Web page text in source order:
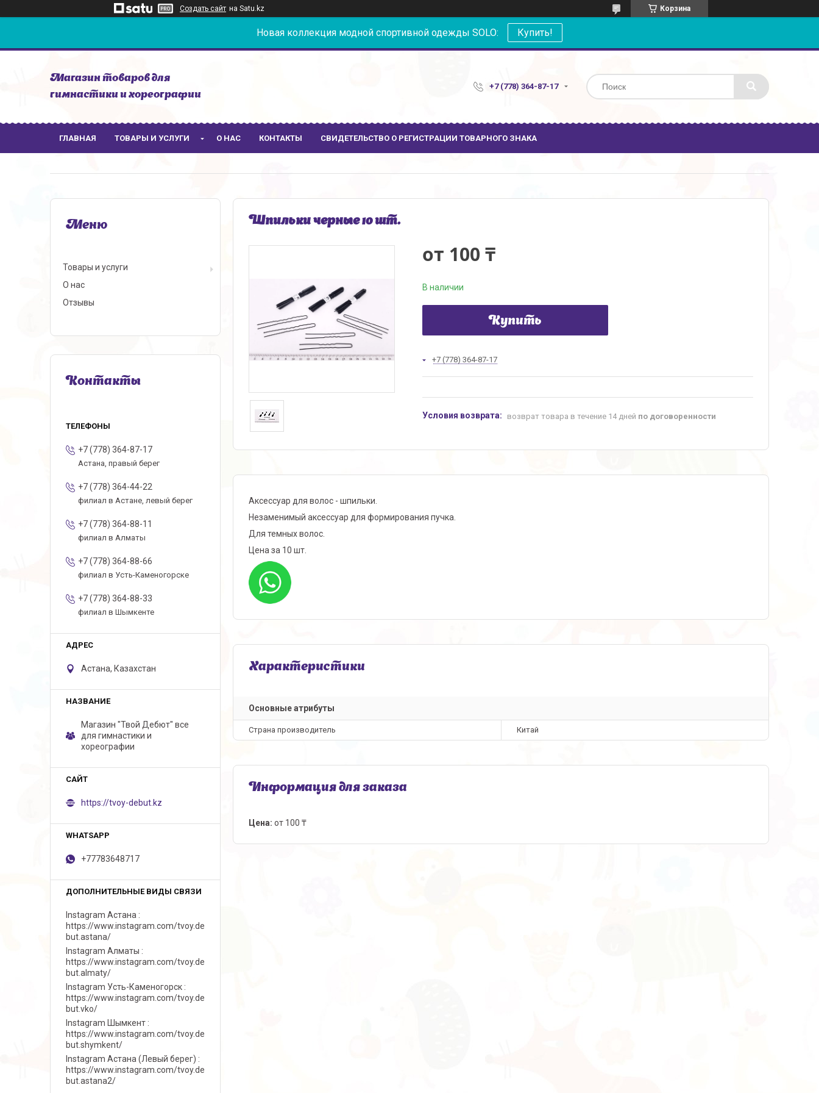
Создать сайт на Satu.kz Корзина
Новая коллекция модной спортивной одежды SOLO: Купить!
Магазин товаров для
гимнастики и хореографии
+7 (778) 364-87-17
ГЛАВНАЯ ТОВАРЫ И УСЛУГИ О НАС КОНТАКТЫ СВИДЕТЕЛЬСТВО О РЕГИСТРАЦИИ ТОВАРНОГО ЗНАКА
Шпильки черные 10 шт.
от 100 ₸
В наличии
Купить
+7 (778) 364-87-17
возврат товара в течение 14 дней по договоренности
Аксессуар для волос - шпильки.
Незаменимый аксессуар для формирования пучка.
Для темных волос.
Цена за 10 шт.
Характеристики
Основные атрибуты
Страна производитель Китай
Информация для заказа
Цена: от 100 ₸
Товары и услуги
О нас
Отзывы
Контакты
+7 (778) 364-87-17
Астана, правый берег
+7 (778) 364-44-22
филиал в Астане, левый берег
+7 (778) 364-88-11
филиал в Алматы
+7 (778) 364-88-66
филиал в Усть-Каменогорске
+7 (778) 364-88-33
филиал в Шымкенте
Астана, Казахстан
Магазин "Твой Дебют" все
для гимнастики и
хореографии
https://tvoy-debut.kz
+77783648717
Instagram Астана
https://www.instagram.com/tvoy.de
but.astana/
Instagram Алматы
https://www.instagram.com/tvoy.de
but.almaty/
Instagram Усть-Каменогорск
https://www.instagram.com/tvoy.de
but.vko/
Instagram Шымкент
https://www.instagram.com/tvoy.de
but.shymkent/
Instagram Астана (Левый берег)
https://www.instagram.com/tvoy.de
but.astana2/